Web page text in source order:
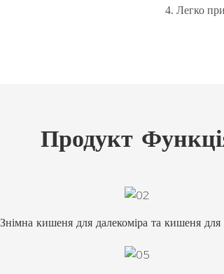
4. Легко
Продукт
Знімна кишеня для далекоміра та кишеня для